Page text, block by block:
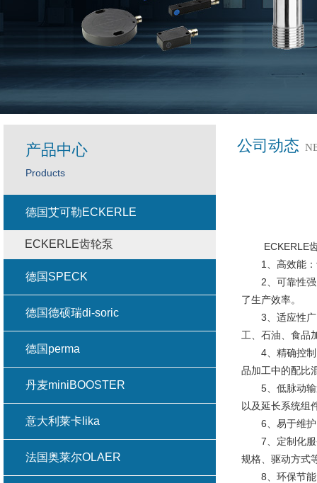
公司动态
ECKERLE齿
1、高效能：设
2、可靠性强：
了生产效率。
3、适应性广
工、石油、食品
4、精确控制：
品加工中的配比
5、低脉动输送
以及延长系统组
6、易于维护
7、定制化服务
规格、驱动方式
8、环保节能：
产品中心
Products
德国艾可勒ECKERLE
ECKERLE齿轮泵
德国SPECK
德国德硕瑞di-soric
德国perma
丹麦miniBOOSTER
意大利莱卡lika
法国奥莱尔OLAER